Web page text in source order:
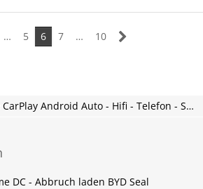
… 5 6 7 … 10
Navigation - Apple CarPlay Android Auto - Hifi - Telefon - Seal Forum
DC - Abbruch laden BYD Seal